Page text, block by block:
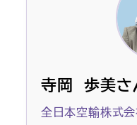
寺岡 歩美さ
全日本空輸株式